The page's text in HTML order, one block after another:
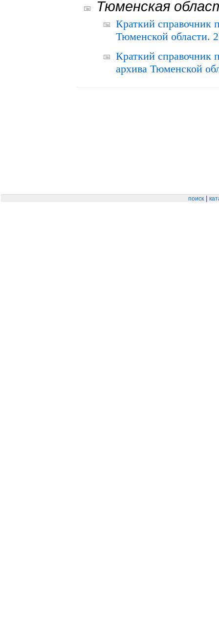
Тюменская
Краткий справочник
Тюменской области.
Краткий справочник
архива Тюменской
поиск